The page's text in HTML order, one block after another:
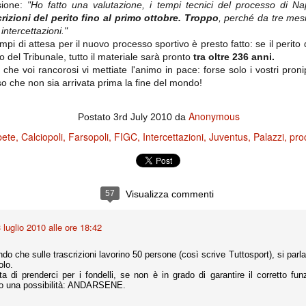
"Ho fatto una valutazione, i tempi tecnici del processo di
del perito fino al primo ottobre. Troppo , perché da tre
di attesa per il nuovo processo sportivo è presto fatto: se il perito
del Tribunale, tutto il materiale sarà pronto tra oltre 236 anni.
voi rancorosi vi mettiate l'animo in pace: forse solo i vostri
che non sia arrivata prima la fine del mondo!
Postato 3rd July 2010da Anonymous
Calciopoli Farsopoli FIGC Intercettazioni Juventus Palazzi
57 Visualizza commenti
luglio 2010 alle ore 18:42
che sulle trascrizioni lavorino 50 persone (così scrive Tuttosport), si
di prenderci per i fondelli, se non è in grado di garantire il corretto
una possibilità: ANDARSENE.
qualificazione e mettendosi alle
spalle le brutte prestazioni del
campionato. Dopo un primo tempo
di sofferenza gli uomini di Allegri
hanno saputo reagire al gol
fortunoso (e non molto regolare)
segnato dagli inglesi e a portare a
casa il bottino intero.
Nonostante il gol fortunoso del
Chievo, la sensazione netta è che
e difficile da sbrogliare.
operazioni di calciomercato, oltre che sulle liste Uefa e serie A (e
già pubblicato un pezzo dedicato pochi giorni fa. Ricordiamo che
12 giocatori usciti nella sessione di calciomercato sono italiani, e
giocatori arrivati.
all'Olimpico. Una squadra che per i primi 75 minuti non ha